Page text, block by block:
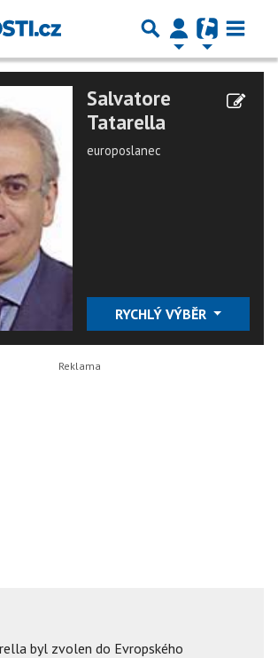
Salvatore
Tatarella
europoslanec
RYCHLÝ VÝBĚR
byl zvolen do Evropského